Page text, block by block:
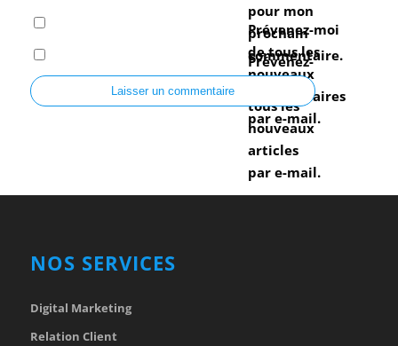
pour mon
prochain
commentaire.
Prévenez-moi
de tous les
nouveaux
commentaires
par e-mail.
Prévenez-
tous les
nouveaux
articles
par e-mail.
NOS SERVICES
Digital Marketing
Relation Client